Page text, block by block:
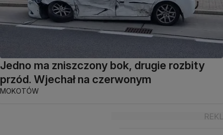
Jedno ma zniszczony bok, drugie rozbity
przód. Wjechał na czerwonym
MOKOTÓW